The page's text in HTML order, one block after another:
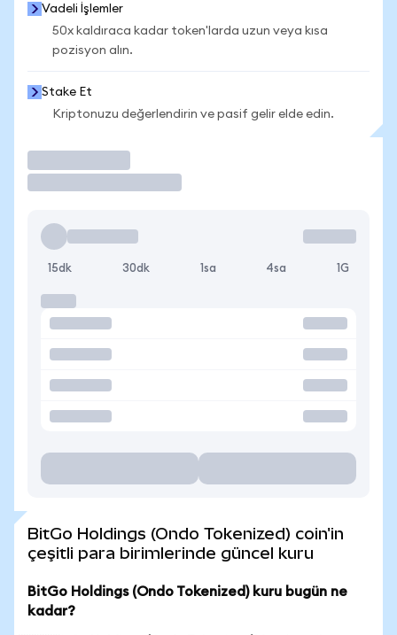
Vadeli İşlemler
50x kaldıraca kadar token'larda uzun veya kısa
pozisyon alın.
Stake Et
Kriptonuzu değerlendirin ve pasif gelir elde edin.
15dk 30dk 1sa 4sa 1G
BitGo Holdings (Ondo Tokenized) coin'in
çeşitli para birimlerinde güncel kuru
BitGo Holdings (Ondo Tokenized) kuru bugün ne
kadar?